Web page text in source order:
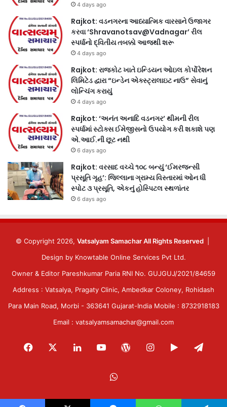
4 days ago
Rajkot: વડનગરના આધ્યાત્મિક વારસાને ઉજાગર
કરવા ‘Shravanotsav@Vadnagar’ રીલ
સ્પર્ધાનો દ્વિતીય તબક્કો આજથી શરૂ
4 days ago
Rajkot: રાજકોટ ખાતે ઇન્ડિયન ઓઇલ કોર્પોરેશન
લિમિટેડ દ્વારા “ઇન્ડેન એક્સ્ટ્રાલાઇટ નાઉ” સેવાનું
લોન્ચિંગ કરાયું
4 days ago
Rajkot: ‘અનંત અનાદિ વડનગર’ થીમની રીલ
સ્પર્ધામાં સ્ટોક્સ ઈમેજીસનો ઉપયોગ કરી શકાશે પણ
એ.આઈ.ની છૂટ નથી
6 days ago
Rajkot: વરસાદ વચ્ચે ૧૦૮ બન્યું ‘ઈમરજન્સી
પ્રસૂતિ ગૃહ’: જિલ્લાના ગ્રામ્ય વિસ્તારમાં ઓન ધી
સ્પોટ ૩ પ્રસૂતિ, એકનું હોસ્પિટલ સ્થળાંતર
6 days ago
© Copyright 2026, Vatsalyam Samachar All Rights Reserved
Design by Knowtable Online Services Pvt Ltd.
Owner & Editor Pareshkumar Paria RNI No. GUJGUJ/2021/84659
Address : Vatsalya, Pragaty Clinic, Ambedkar Coloney, Rohidash
Para Main Road, Morbi - 363641 Gujarat-India Mobile : 8732918183
Email : vatsalyamsamachar@gmail.com
Facebook LinkedInYouTubeWordPressInstagram
Google
WhatsApp